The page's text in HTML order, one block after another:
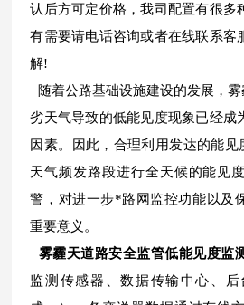
认后方可定价格，我司配置有很多
有需要请电话咨询或者在线联系客
解!
随着公路基础设施建设的发展，
劣天气导致的低能见度现象已经成
因素。因此，合理利用发达的能
天气频发路段进行全天候的能见
警，对进一步*路网监控功能以及
重要意义。
雾霾天道路安全监管低能见度监
监测传感器、数据传输中心、后